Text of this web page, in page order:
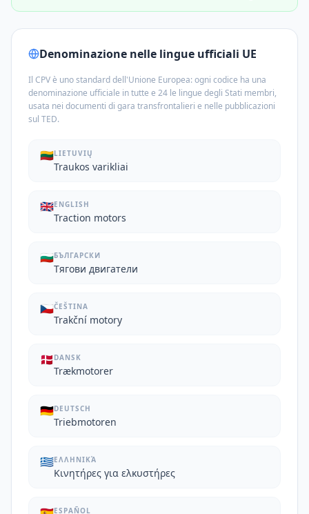
Denominazione nelle lingue ufficiali UE
Il CPV è uno standard dell'Unione Europea: ogni codice ha una
denominazione ufficiale in tutte e 24 le lingue degli Stati membri,
usata nei documenti di gara transfrontalieri e nelle pubblicazioni
sul TED.
🇱🇹LIETUVIŲ
Traukos varikliai
🇬🇧ENGLISH
Traction motors
🇧🇬БЪЛГАРСКИ
Тягови двигатели
🇨🇿ČEŠTINA
Trakční motory
🇩🇰 DANSK
Trækmotorer
🇩🇪DEUTSCH
Triebmotoren
🇬🇷ΕΛΛΗΝΙΚΆ
Κινητήρες για ελκυστήρες
ESPAÑOL